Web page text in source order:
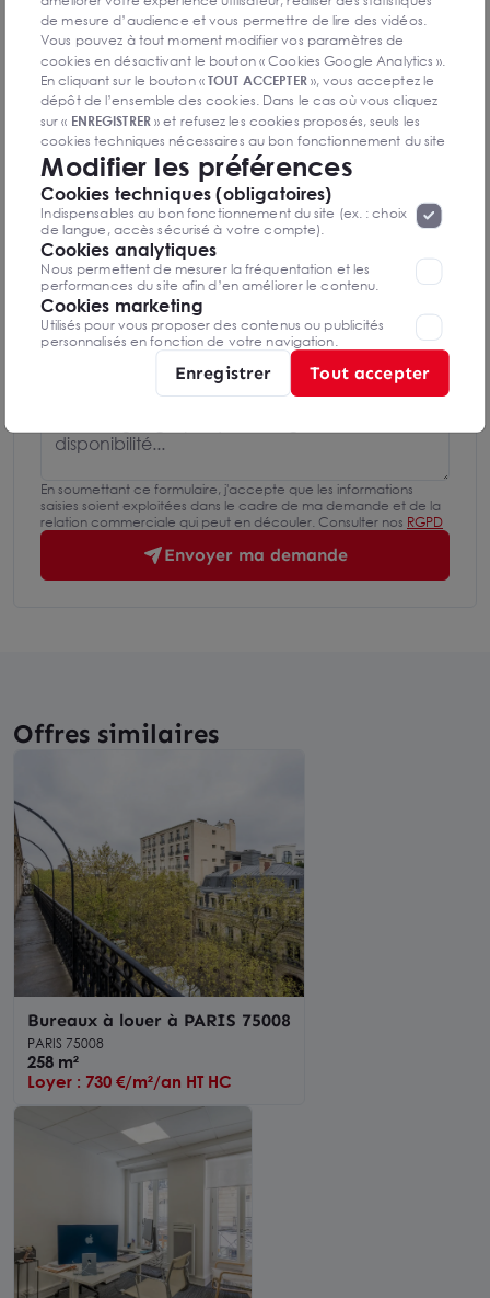
IDF Ouest
01 85 53 75 22
Mettre en favoris
Nom Prénom
Email
Téléphone
En soumettant ce formulaire, j'accepte que les informations
saisies soient exploitées dans le cadre de ma demande et de la
relation commerciale qui peut en découler. Consulter nos RGPD
Envoyer ma demande
Offres similaires
Bureaux à louer à PARIS 75008
PARIS 75008
258 m²
Loyer : 730 €/m²/an HT HC
de mesure d’audience et vous permettre de lire des vidéos.
Vous pouvez à tout moment modifier vos paramètres de
cookies en désactivant le bouton « Cookies Google Analytics ».
En cliquant sur le bouton «TOUT ACCEPTER», vous acceptez le
dépôt de l’ensemble des cookies. Dans le cas où vous cliquez
sur « ENREGISTRER» et refusez les cookies proposés, seuls les
cookies techniques nécessaires au bon fonctionnement du site
seront déposés. Pour plus d’informations, vous pouvez consulter
«Protection des données à caractère
personnel ».Lorsque vous naviguez sur notre site internet, il
peut être amenée à déposer des cookies. Vous avez la
possibilité de désactiver les cookies, ces réglages ne seront
valables que sur le navigateur que vous utilisez actuellement
Modifier les préférences
Cookies techniques (obligatoires)
Indispensables au bon fonctionnement du site (ex. : choix
de langue, accès sécurisé à votre compte).
Cookies analytiques
Nous permettent de mesurer la fréquentation et les
performances du site afin d’en améliorer le contenu.
Cookies marketing
Utilisés pour vous proposer des contenus ou publicités
personnalisés en fonction de votre navigation.
Enregistrer Tout accepter